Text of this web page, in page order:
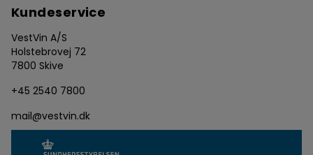
Kundeservice
VestVin A/S
Holstebrovej 72
7800 Skive
+45 2540 7800
mail@vestvin.dk